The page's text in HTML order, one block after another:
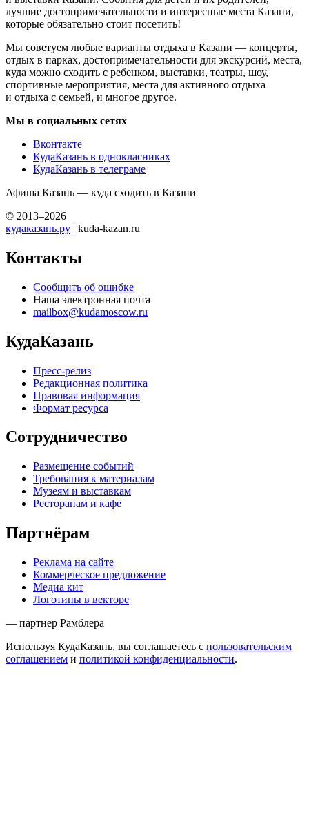
лучшие достопримечательности и интересные места Казани,
которые обязательно стоит посетить!
Мы советуем любые варианты отдыха в Казани — концерты,
отдых в парках, достопримечательности для экскурсий, места,
куда можно сходить с ребенком, выставки, театры, шоу,
спортивные мероприятия, места для активного отдыха
и отдыха с семьей, и многое другое.
Мы в социальных сетях
Вконтакте
КудаКазань в однокласниках
КудаКазань в телеграме
Афиша Казань — куда сходить в Казани
© 2013–2026
кудаказань.ру | kuda-kazan.ru
Контакты
Сообщить об ошибке
Наша электронная почта
mailbox@kudamoscow.ru
КудаКазань
Пресс-релиз
Редакционная политика
Правовая информация
Формат ресурса
Сотрудничество
Размещение событий
Требования к материалам
Музеям и выставкам
Ресторанам и кафе
Партнёрам
Реклама на сайте
Коммерческое предложение
Медиа кит
Логотипы в векторе
— партнер Рамблера
Используя КудаКазань, вы соглашаетесь с пользовательским
соглашением и политикой конфиденциальности.